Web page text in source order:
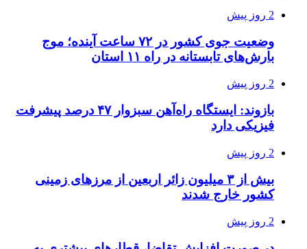
2 روز پیش
وضعیت جوی کشور در ۷۲ ساعت آینده؛ موج
بارش‌های تابستانه در راه ۱۱ استان
2 روز پیش
بازوند: ایستگاه راه‌آهن سبزوار ۴۷ درصد پیشرفت
فیزیکی دارد
2 روز پیش
بیش از ۳ میلیون زائر اربعین از مرزهای زمینی
کشور خارج شدند
2 روز پیش